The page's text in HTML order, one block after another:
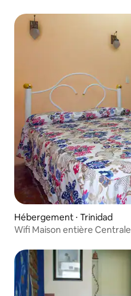
Hébergement ⋅ Trinidad
Wifi Maison entière Centrale